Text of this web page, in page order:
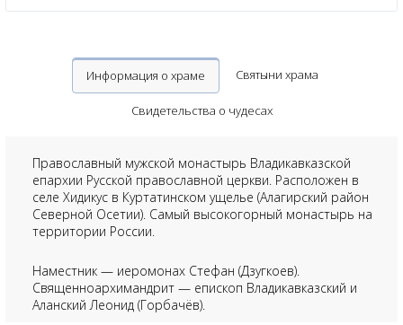
Информация о храме Святыни храма
Свидетельства о чудесах
Православный мужской монастырь Владикавказской
епархии Русской православной церкви. Расположен в
селе Хидикус в Куртатинском ущелье (Алагирский район
Северной Осетии). Самый высокогорный монастырь на
территории России.
Наместник — иеромонах Стефан (Дзугкоев).
Священноархимандрит — епископ Владикавказский и
Аланский Леонид (Горбачёв).